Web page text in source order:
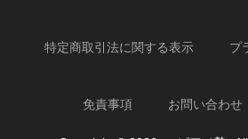
特定商取引法に関する表示 プ
免責事項 お問い合わせ